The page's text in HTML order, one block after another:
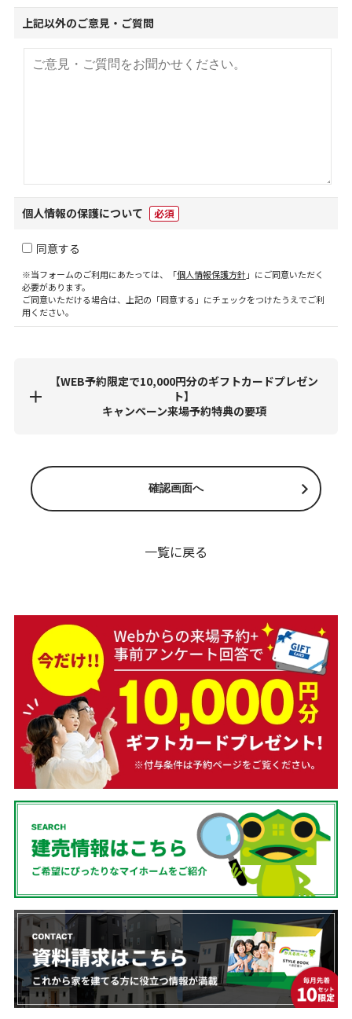
上記以外のご意見・ご質問
個人情報の保護について 必須
同意する
※当フォームのご利用にあたっては、「個人情報保護方針」にご同意いただく
必要があります。
ご同意いただける場合は、上記の「同意する」にチェックをつけたうえでご利
用ください。
【WEB予約限定で10,000円分のギフトカードプレゼン
ト】
キャンペーン来場予約特典の要項
一覧に戻る